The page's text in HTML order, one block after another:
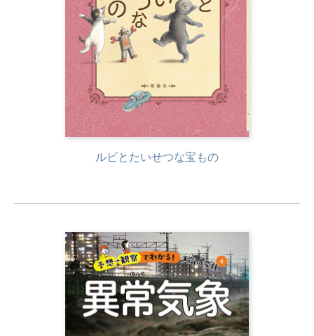
ルビとたいせつな宝もの